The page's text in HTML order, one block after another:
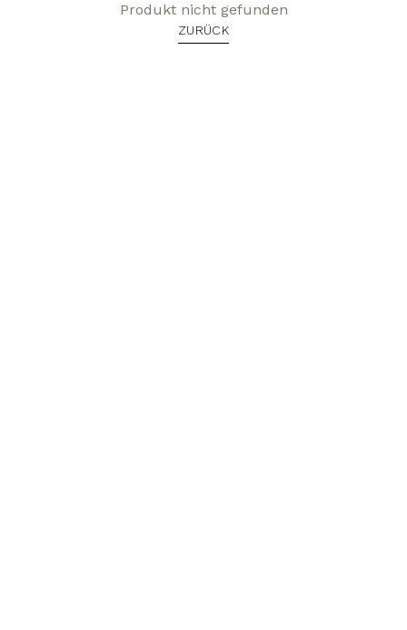
Produkt nicht gefunden
ZURÜCK